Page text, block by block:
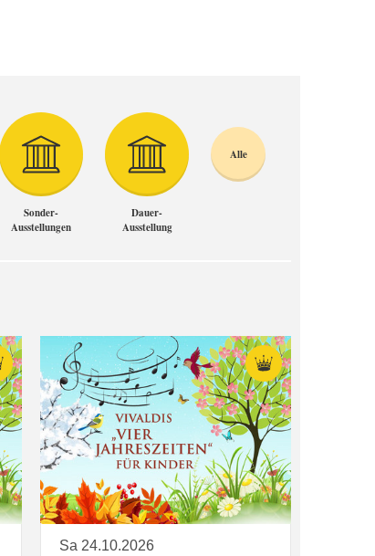
Sonder-
Ausstellungen
Dauer-
Ausstellung
Alle
Sa 24.10.2026